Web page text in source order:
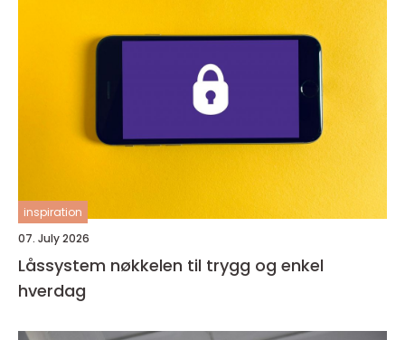
inspiration
07. July 2026
Låssystem nøkkelen til trygg og enkel
hverdag